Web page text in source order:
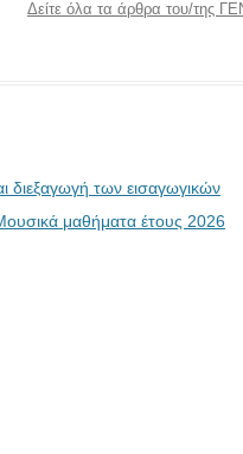
Δείτε όλα τα άρθρα του/
διεξαγωγή των εισαγωγικών
μαθήματα έτους 2026